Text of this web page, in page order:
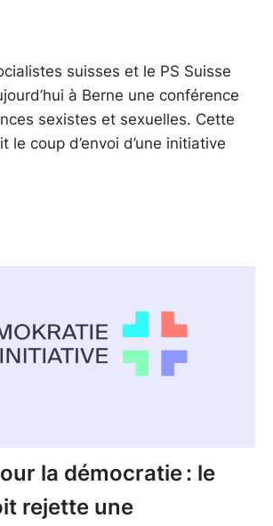
suisses et le PS Suisse
à Berne une conférence
sexistes et sexuelles. Cette
le coup d’envoi d’une initiative
la démocratie : le
rejette une